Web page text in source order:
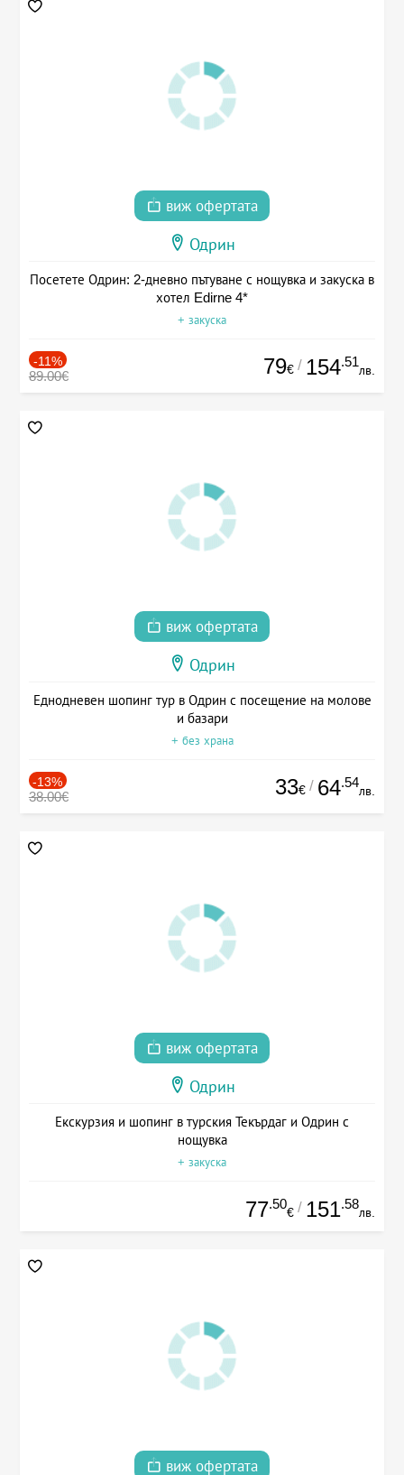
виж офертата
Одрин
Посетете Одрин: 2-дневно пътуване с нощувка и закуска в
хотел Edirne 4*
+ закуска
-11%
89.00€ 79€ / 154.51
лв.
виж офертата
Одрин
Еднодневен шопинг тур в Одрин с посещение на молове
и базари
+ без храна
-13%
38.00€ 33€ / 64.54
лв.
виж офертата
Одрин
Екскурзия и шопинг в турския Текърдаг и Одрин с
нощувка
+ закуска
77.50
€ / 151.58
лв.
виж офертата